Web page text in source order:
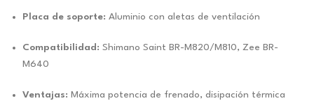
Placa de soporte: Aluminio con aletas de ventilación
Compatibilidad: Shimano Saint BR-M820/M810, Zee BR-
M640
Ventajas: Máxima potencia de frenado, disipación térmica